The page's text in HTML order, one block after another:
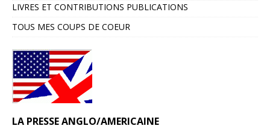
LIVRES ET CONTRIBUTIONS PUBLICATIONS
TOUS MES COUPS DE COEUR
LA PRESSE ANGLO/AMERICAINE